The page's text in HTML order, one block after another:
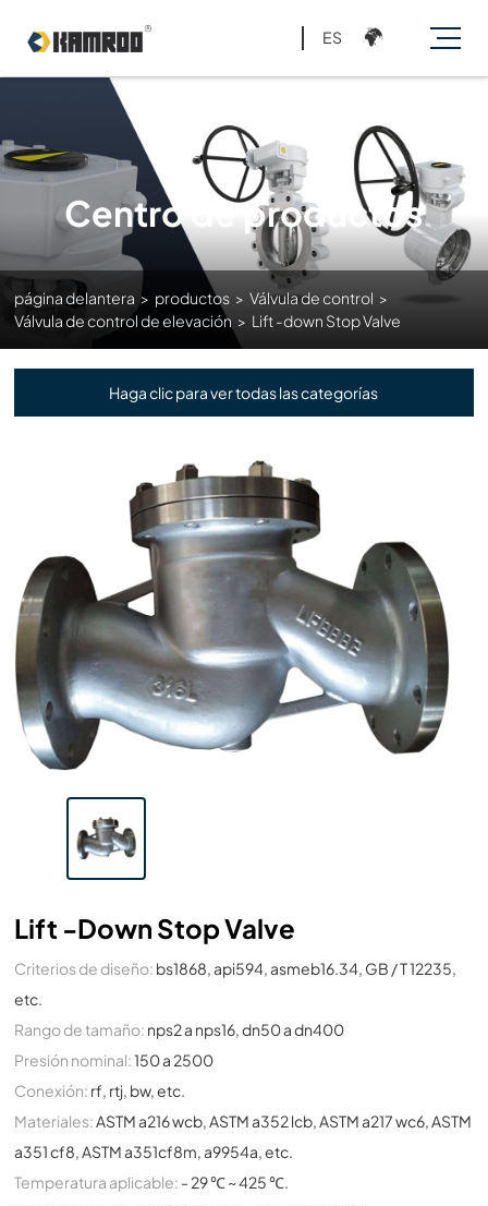
ES
Centro de productos
página delantera > productos > Válvula de control >
Válvula de control de elevación > Lift -down Stop Valve
Haga clic para ver todas las categorías
Lift -down Stop Valve
Criterios de diseño: bs1868, api594, asmeb16.34, GB / T 12235,
etc.
Rango de tamaño: nps2 a nps16, dn50 a dn400
Presión nominal:150 a 2500
Conexión: rf, rtj, bw, etc.
Materiales: ASTM a216 wcb, ASTM a352 lcb, ASTM a217 wc6, ASTM
a351 cf8, ASTM a351cf8m, a9954a, etc.
Temperatura aplicable: - 29 ℃ ~ 425 ℃.